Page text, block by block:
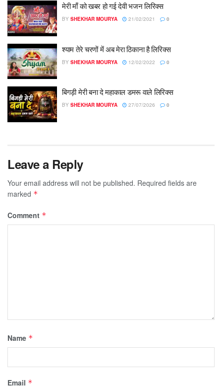
मेरी माँ को खबर हो गई देवी भजन लिरिक्स
BY SHEKHAR MOURYA 21/02/2021 0
श्याम तेरे चरणों में अब मेरा ठिकाना है लिरिक्स
BY SHEKHAR MOURYA 12/02/2022 0
बिगड़ी मेरी बना दे महाकाल डमरू वाले लिरिक्स
BY SHEKHAR MOURYA 27/07/2026 0
Leave a Reply
Your email address will not be published. Required fields are
marked *
Comment *
Name *
Email *